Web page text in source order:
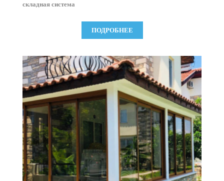
складная система
ПОДРОБНЕЕ